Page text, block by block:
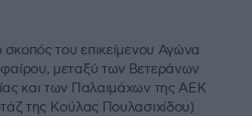
σκοπός του επικείμενου Αγώνα
μεταξύ των Βετεράνων
και των Παλαιμάχων της ΑΕΚ
της Κούλας Πουλασιχίδου)